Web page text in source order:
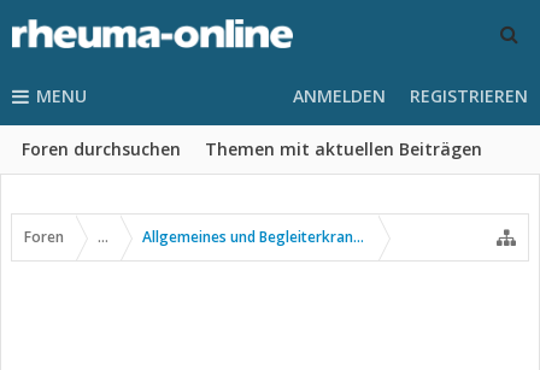
MENU
Foren durchsuchen Themen mit aktuellen Beiträgen
ANMELDEN REGISTRIEREN
Foren ... Allgemeines und Begleiterkrankungen